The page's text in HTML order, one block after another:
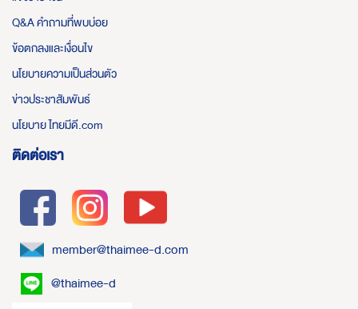
Q&A คำถามที่พบบ่อย
ข้อตกลงและเงื่อนไข
นโยบายความเป็นส่วนตัว
ข่าวประชาสัมพันธ์
นโยบาย ไทยมีดี.com
ติดต่อเรา
member@thaimee-d.com
@thaimee-d